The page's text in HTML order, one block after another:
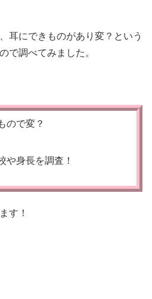
耳にできものがあり変？という
で調べてみました。
ので変？
や身長を調査！
す！